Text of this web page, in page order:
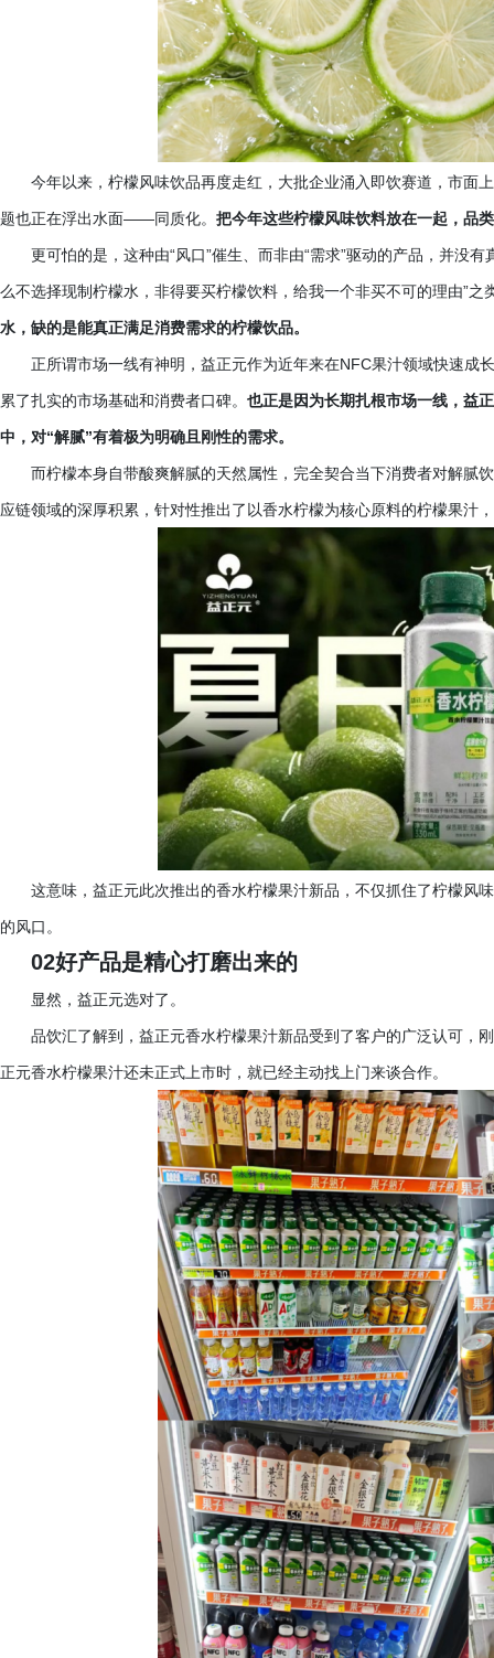
今年以来，柠檬风味饮品再度走红，大批企业涌入即饮赛道，市面
题也正在浮出水面——同质化。 把今年这些柠檬风味饮料放在一起，品
更可怕的是，这种由“风口”催生、而非由“需求”驱动的产品，并没
么不选择现制柠檬水，非得要买柠檬饮料，给我一个非买不可的理由”
水，缺的是能真正满足消费需求的柠檬饮品。
正所谓市场一线有神明，益正元作为近年来在NFC果汁领域快速成
累了扎实的市场基础和消费者口碑。 也正是因为长期扎根市场一线，益
中，对“解腻”有着极为明确且刚性的需求。
而柠檬本身自带酸爽解腻的天然属性，完全契合当下消费者对解腻
应链领域的深厚积累，针对性推出了以香水柠檬为核心原料的柠檬果汁
这意味，益正元此次推出的香水柠檬果汁新品，不仅抓住了柠檬风
的风口。
02好产品是精心打磨出来的
显然，益正元选对了。
品饮汇了解到，益正元香水柠檬果汁新品受到了客户的广泛认可，
正元香水柠檬果汁还未正式上市时，就已经主动找上门来谈合作。